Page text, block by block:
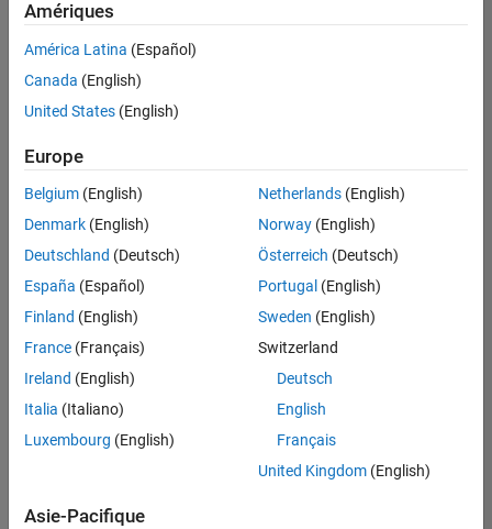
Actuellement,
aucune
offre
d'emploi
correspondant
à vos
critères
de
recherche.
Vous
pouvez
élargir
votre
recherche
ou
afficher
l’ensemble
d'emploi.
Amériques
América Latina (Español)
Canada (English)
United States (English)
Europe
Belgium (English)
Denmark (English)
Deutschland (Deutsch)
España (Español)
Finland (English)
France (Français)
Ireland (English)
Italia (Italiano)
Luxembourg (English)
Netherlands(English)
Norway(English)
Österreich (Deutsch)
Portugal (English)
Sweden (English)
Switzerland
Deutsch
English
Français
United Kingdom(English)
Asie-Pacifique